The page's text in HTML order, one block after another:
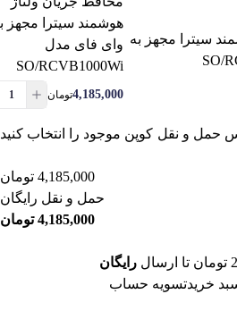
هوشمند سیترا مجهز به
وای فای مدل
SO/RCVB1000Wi
4,185,000تومان
و نقل کوپن موجود را انتخاب کنید
4,185,000 تومان
حمل و نقل رایگان
4,185,000 تومان
تا ارسالرایگان
تسویه حساب